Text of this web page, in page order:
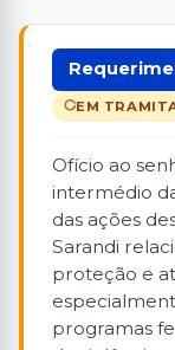
EM
Ofício ao
intermédio
das ações
Sarandi
proteção e
programas